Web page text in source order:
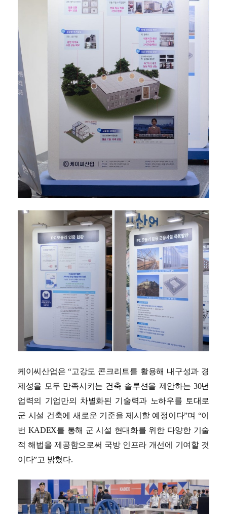
케이씨산업은 “고강도 콘크리트를 활용해 내구성과 경
제성을 모두 만족시키는 건축 솔루션을 제안하는 30년
업력의 기업만의 차별화된 기술력과 노하우를 토대로
군 시설 건축에 새로운 기준을 제시할 예정이다”며 “이
번 KADEX를 통해 군 시설 현대화를 위한 다양한 기술
적 해법을 제공함으로써 국방 인프라 개선에 기여할 것
이다”고 밝혔다.